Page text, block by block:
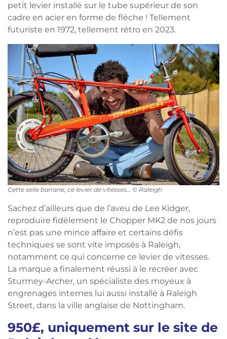
petit levier installé sur le tube supérieur de son
cadre en acier en forme de flèche ! Tellement
futuriste en 1972, tellement rétro en 2023.
Cette selle banane, ce levier de vitesses… © Raleigh
Sachez d’ailleurs que de l’aveu de Lee Kidger,
reproduire fidèlement le Chopper MK2 de nos jours
n’est pas une mince affaire et certains défis
techniques se sont vite imposés à Raleigh,
notamment ce qui concerne ce levier de vitesses.
La marque a finalement réussi à le recréer avec
Sturmey-Archer, un spécialiste des moyeux à
engrenages internes lui aussi installé à Raleigh
Street, dans la ville anglaise de Nottingham.
950£, uniquement sur le site de